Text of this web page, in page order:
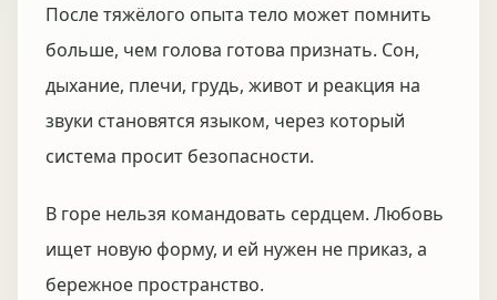
После тяжёлого опыта тело может помнить
больше, чем голова готова признать. Сон,
дыхание, плечи, грудь, живот и реакция на
звуки становятся языком, через который
система просит безопасности.
В горе нельзя командовать сердцем. Любовь
ищет новую форму, и ей нужен не приказ, а
бережное пространство.